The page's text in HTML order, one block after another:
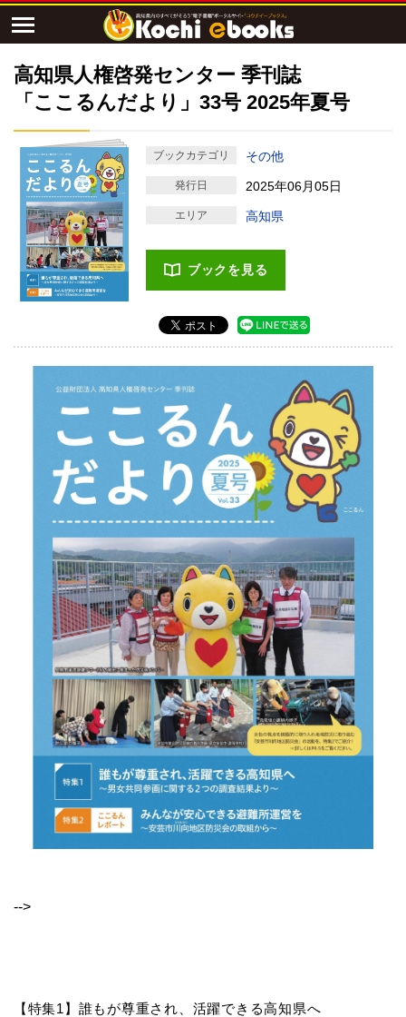
高知県人権啓発センター 季刊誌
「ここるんだより」33号 2025年夏号
ブックカテゴリ その他
発行日 2025年06月05日
エリア 高知県
ブックを見る
-->
【特集1】誰もが尊重され、活躍できる高知県へ